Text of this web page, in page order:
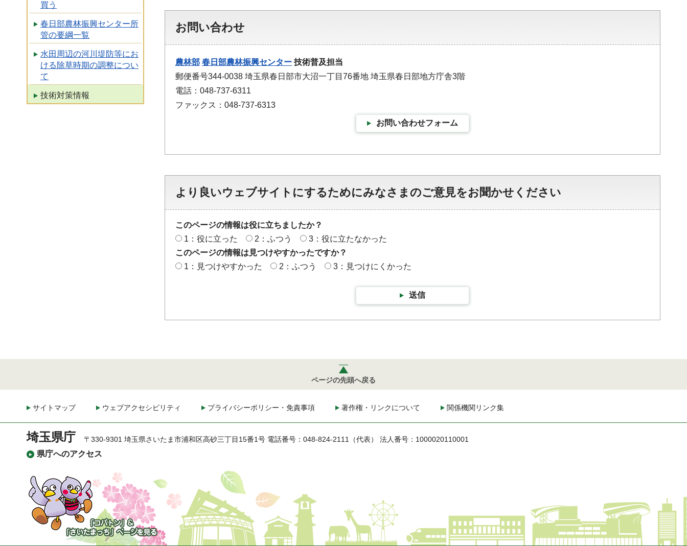
買う
春日部農林振興センター所
管の要綱一覧
水田周辺の河川堤防等にお
ける除草時期の調整につい
て
技術対策情報
お問い合わせ
農林部 春日部農林振興センター 技術普及担当
郵便番号344-0038 埼玉県春日部市大沼一丁目76番地 埼玉県春日部地方庁舎3階
電話：048-737-6311
ファックス：048-737-6313
お問い合わせフォーム
より良いウェブサイトにするためにみなさまのご意見をお聞かせください
このページの情報は役に立ちましたか？
1：役に立った
2：ふつう
3：役に立たなかった
このページの情報は見つけやすかったですか？
1：見つけやすかった
2：ふつう 3：見つけにくかった
送信
ページの先頭へ戻る
サイトマップ ウェブアクセシビリティ プライバシーポリシー・免責事項 著作権・リンクについて 関係機関リンク集
埼玉県庁
県庁へのアクセス
〒330-9301 埼玉県さいたま市浦和区高砂三丁目15番1号 電話番号：048-824-2111（代表） 法人番号：1000020110001
「コバトン」&「さいた
まっち」